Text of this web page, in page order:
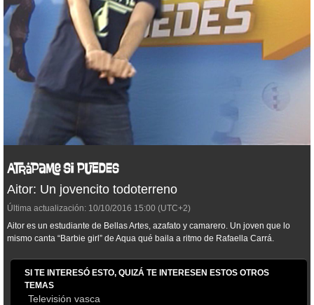
Aitor: Un jovencito todoterreno
Última actualización: 10/10/2016 15:00 (UTC+2)
Aitor es un estudiante de Bellas Artes, azafato y camarero. Un joven que lo
mismo canta “Barbie girl” de Aqua qué baila a ritmo de Rafaella Carrá.
SI TE INTERESÓ ESTO, QUIZÁ TE INTERESEN ESTOS OTROS
TEMAS
Televisión vasca